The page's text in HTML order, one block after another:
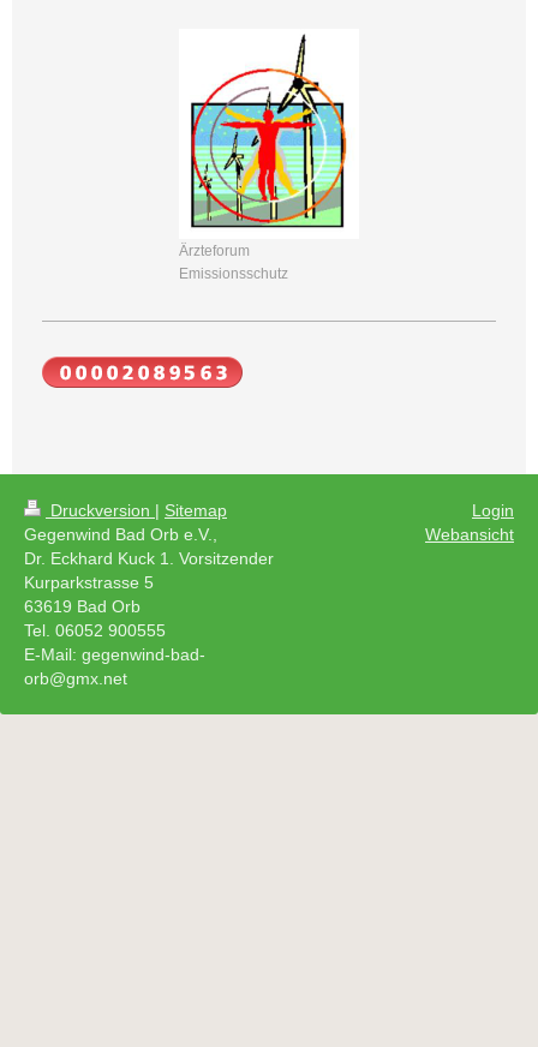
Ärzteforum
Emissionsschutz
Druckversion | Sitemap
Gegenwind Bad Orb e.V.,
Dr. Eckhard Kuck 1. Vorsitzender
Kurparkstrasse 5
63619 Bad Orb
Tel. 06052 900555
E-Mail: gegenwind-bad-
orb@gmx.net
Login
Webansicht